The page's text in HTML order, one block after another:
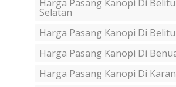
Harga Pasang Kanopi Di
Selatan
Harga Pasang Kanopi Di
Harga Pasang Kanopi Di
Harga Pasang Kanopi Di